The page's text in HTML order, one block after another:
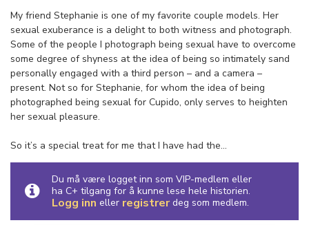
My friend Stephanie is one of my favorite couple models. Her
sexual exuberance is a delight to both witness and photograph.
Some of the people I photograph being sexual have to overcome
some degree of shyness at the idea of being so intimately sand
personally engaged with a third person – and a camera –
present. Not so for Stephanie, for whom the idea of being
photographed being sexual for Cupido, only serves to heighten
her sexual pleasure.
So it’s a special treat for me that I have had the...
Du må være logget inn som VIP-medlem eller
ha C+ tilgang for å kunne lese hele historien.
Logg inn eller registrerdeg som medlem.